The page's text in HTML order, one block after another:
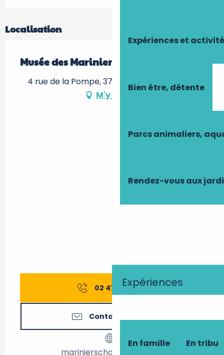
Expériences et
Bien être, détente
Parcs animaliers,
Rendez-vous aux
Expériences
En famille En tribu
Localisation
Musée des Mariniers
4 rue de la Pompe, 37140 Chouzé-sur-Loire
M'y rendre
02 47 95 18▒▒
Contactez-nous
marinierschouzesurloire.fr